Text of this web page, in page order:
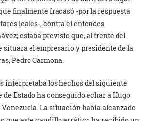
finalmente fracasó -por la respuesta
leales-, contra el entonces
estaba previsto que, al frente del
situara el empresario y presidente de la
Pedro Carmona.
interpretaba los hechos del siguiente
de Estado ha conseguido echar a Hugo
Venezuela. La situación había alcanzado